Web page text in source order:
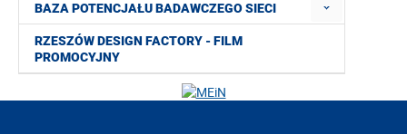
BAZA POTENCJAŁU BADAWCZEGO SIECI
RZESZÓW DESIGN FACTORY - FILM
PROMOCYJNY